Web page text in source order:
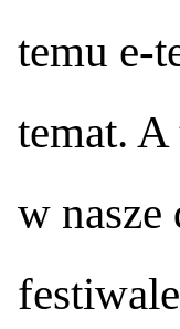
temu e-
temat. A
w